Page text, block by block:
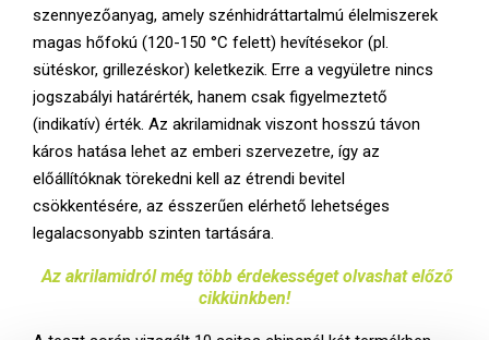
szennyezőanyag, amely szénhidráttartalmú élelmiszerek
magas hőfokú (120-150 °C felett) hevítésekor (pl.
sütéskor, grillezéskor) keletkezik. Erre a vegyületre nincs
jogszabályi határérték, hanem csak figyelmeztető
(indikatív) érték. Az akrilamidnak viszont hosszú távon
káros hatása lehet az emberi szervezetre, így az
előállítóknak törekedni kell az étrendi bevitel
csökkentésére, az ésszerűen elérhető lehetséges
legalacsonyabb szinten tartására.
Az akrilamidról még több érdekességet olvashat előző
cikkünkben!